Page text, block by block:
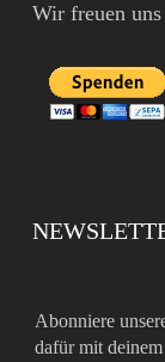
Wir freuen
Abonniere
dafür mit